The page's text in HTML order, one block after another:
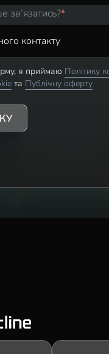
зв’язатись?*
я приймаю Політику
та Публічну оферту